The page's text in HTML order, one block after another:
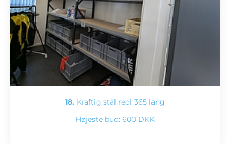
18. Kraftig stål reol 365 lang
Højeste bud: 600 DKK